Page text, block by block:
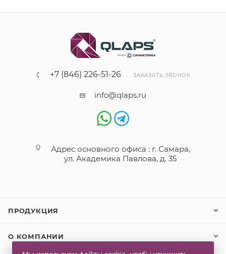
+7 (846) 226-51-26 ЗАКАЗАТЬ ЗВОНОК
info@qlaps.ru
Адрес основного офиса : г. Самара,
ул. Академика Павлова, д. 35
ПРОДУКЦИЯ
О КОМПАНИИ